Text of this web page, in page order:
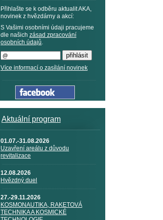
Přihlašte se k odběru aktualit AKA,
novinek z hvězdárny a akcí:
S Vašimi osobními údaji pracujeme
dle našich zásad zpracování
osobních údajů.
Více informací o zasílání novinek
Aktuální program
01.07.-31.08.2026
Uzavření areálu z důvodu
revitalizace
12.08.2026
Hvězdný duel
27.-29.11.2026
KOSMONAUTIKA, RAKETOVÁ
TECHNIKA A KOSMICKÉ